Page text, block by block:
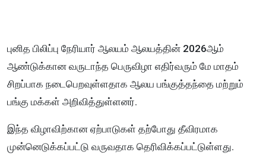
புனித பிலிப்பு நேரியார் ஆலயம் ஆலயத்தின் 2026ஆம்
ஆண்டுக்கான வருடாந்த பெருவிழா எதிர்வரும் மே மாதம்
சிறப்பாக நடைபெறவுள்ளதாக ஆலய பங்குத்தந்தை மற்றும்
பங்கு மக்கள் அறிவித்துள்ளனர்.
இந்த விழாவிற்கான ஏற்பாடுகள் தற்போது தீவிரமாக
முன்னெடுக்கப்பட்டு வருவதாக தெரிவிக்கப்பட்டுள்ளது.